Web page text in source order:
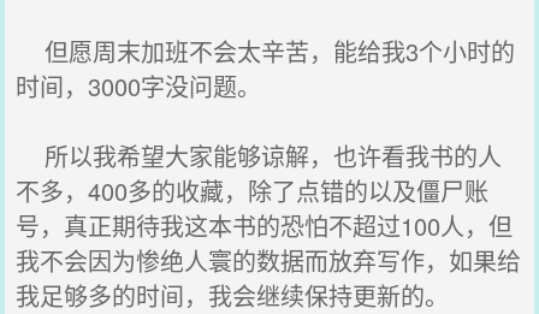
但愿周末加班不会太辛苦，能给我3个小时的
时间，3000字没问题。
所以我希望大家能够谅解，也许看我书的人
不多，400多的收藏，除了点错的以及僵尸账
号，真正期待我这本书的恐怕不超过100人，但
我不会因为惨绝人寰的数据而放弃写作，如果给
我足够多的时间，我会继续保持更新的。